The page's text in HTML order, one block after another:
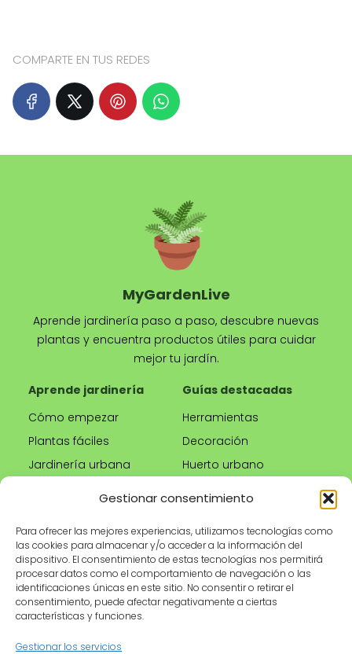
Gestionar consentimiento
Para ofrecer las mejores experiencias, utilizamos tecnologías como
las cookies para almacenar y/o acceder a la información del
dispositivo. El consentimiento de estas tecnologías nos permitirá
procesar datos como el comportamiento de navegación o las
identificaciones únicas en este sitio. No consentir o retirar el
consentimiento, puede afectar negativamente a ciertas
características y funciones.
Gestionar los servicios
COMPARTE EN TUS REDES
MyGardenLive
Aprende jardinería paso a paso, descubre nuevas
plantas y encuentra productos útiles para cuidar
mejor tu jardín.
Aprende jardinería
Cómo empezar
Plantas fáciles
Jardinería urbana
Guías destacadas
Herramientas
Decoración
Huerto urbano
Tienda
Productos
recomendados
Herramientas de
Información legal
Aviso legal
Política de privacidad